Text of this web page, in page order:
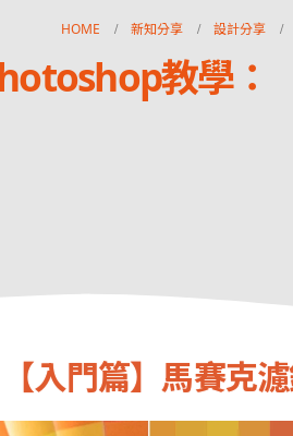
HOME 新知分享 設計分享
教學：
入門篇】馬賽克